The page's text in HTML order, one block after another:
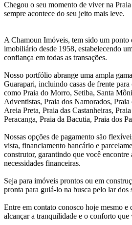
Chegou o seu momento de viver na
sempre acontece do seu jeito mais leve.
A Chamoun Imóveis, tem sido um ponto
imobiliário desde 1958, estabelecendo
confiança em todas as transações.
Nosso portfólio abrange uma ampla
Guarapari, incluindo casas de frente
como Praia do Morro, Setiba, Santa
Adventistas, Praia dos Namorados, Praia
Areia Preta, Praia das Castanheiras,
Peracanga, Praia da Bacutia, Praia dos
Nossas opções de pagamento são
vista, financiamento bancário e
construtor, garantindo que você encontre
necessidades financeiras.
Seja para imóveis prontos ou em
pronta para guiá-lo na busca pelo lar dos
Entre em contato conosco hoje mesmo e
alcançar a tranquilidade e o conforto que